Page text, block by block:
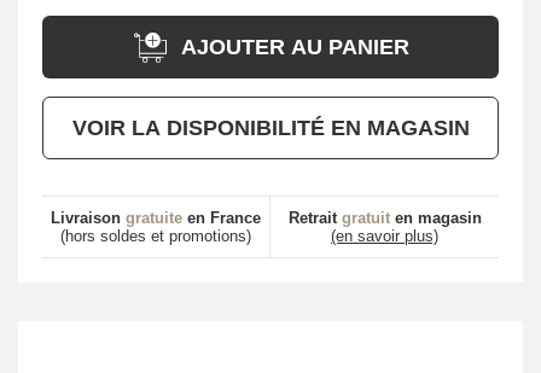
AJOUTER AU PANIER
VOIR LA DISPONIBILITÉ EN MAGASIN
Livraison gratuite en France
(hors soldes et promotions)
Retrait gratuiten magasin
(en savoir plus)